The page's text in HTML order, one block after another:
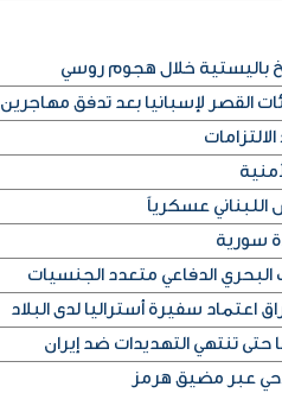
باليستية خلال هجوم روسي
لإسبانيا بعد تدفق مهاجرين
عسكرياً
سورية
البحري الدفاعي متعدد الجنسيات
اعتماد سفيرة أستراليا لدى البلاد
تنتهي التهديدات ضد إيران
عبر مضيق هرمز